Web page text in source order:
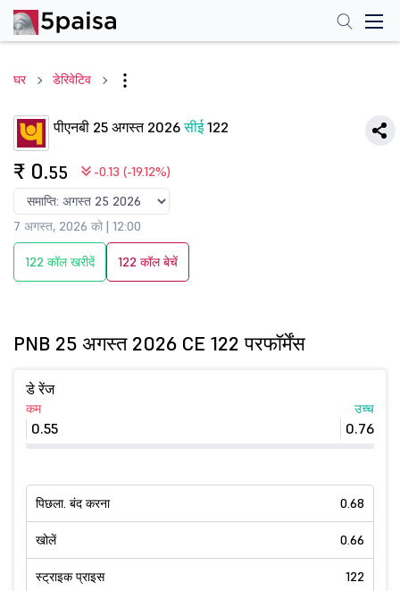
घर डेरिवेटिव
पीएनबी 25 अगस्त 2026सीई122
₹ 0.55 -0.13 (-19.12%)
7 अगस्त, 2026 को | 12:00
122 कॉल खरीदें 122 कॉल बेचें
PNB 25 अगस्त 2026 CE 122 परफॉर्मेंस
डे रेंज
कम
0.55
उच्च
0.76
पिछला. बंद करना 0.68
खोलें 0.66
स्ट्राइक प्राइस 122